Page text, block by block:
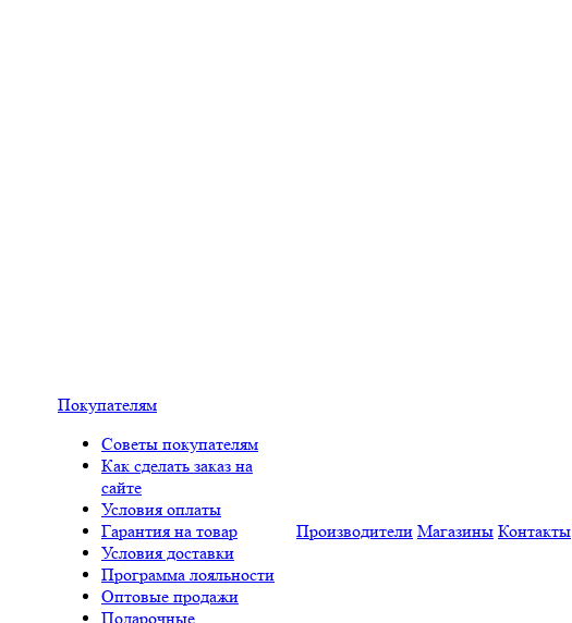
Покупателям
Советы покупателям
Как сделать заказ на
сайте
Условия оплаты
Гарантия на товар
Условия доставки
Программа лояльности
Оптовые продажи
Подарочные
Производители Магазины Контакты